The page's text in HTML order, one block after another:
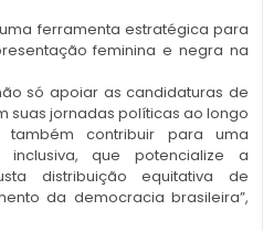
ferramenta estratégica para
feminina e negra na
só apoiar as candidaturas de
suas jornadas políticas ao longo
contribuir para uma
inclusiva, que potencialize a
distribuição equitativa de
da democracia brasileira”,